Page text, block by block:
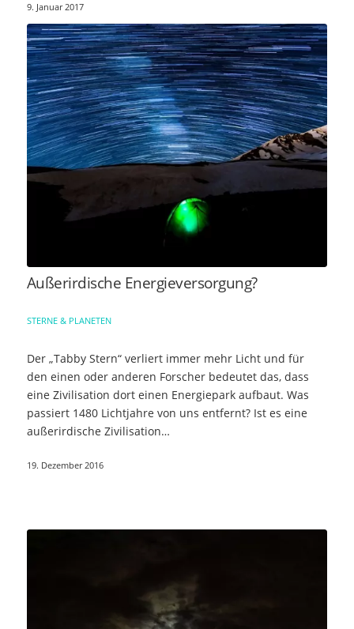
9. Januar 2017
Außerirdische Energieversorgung?
STERNE & PLANETEN
Der „Tabby Stern“ verliert immer mehr Licht und für
den einen oder anderen Forscher bedeutet das, dass
eine Zivilisation dort einen Energiepark aufbaut. Was
passiert 1480 Lichtjahre von uns entfernt? Ist es eine
außerirdische Zivilisation…
19. Dezember 2016